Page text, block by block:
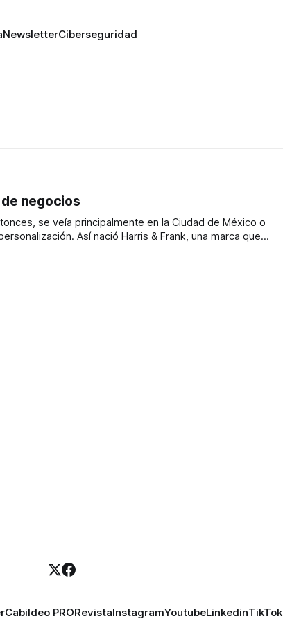
NewsletterCiberseguridad
negocios
se veía principalmente en la Ciudad de México o
Así nació Harris & Frank, una marca que
Cabildeo PRORevistaInstagramYoutubeLinkedinTikTok